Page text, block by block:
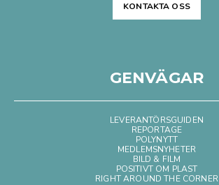
KONTAKTA OSS
GENVÄGAR
LEVERANTÖRSGUIDEN
REPORTAGE
POLYNYTT
MEDLEMSNYHETER
BILD & FILM
POSITIVT OM PLAST
RIGHT AROUND THE CORNER